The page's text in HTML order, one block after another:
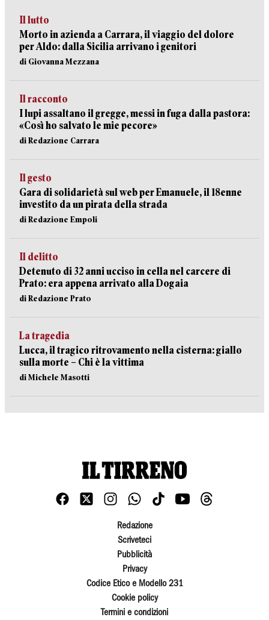
Il lutto
Morto in azienda a Carrara, il viaggio del dolore
per Aldo: dalla Sicilia arrivano i genitori
di Giovanna Mezzana
Il racconto
I lupi assaltano il gregge, messi in fuga dalla pastora:
«Così ho salvato le mie pecore»
di Redazione Carrara
Il gesto
Gara di solidarietà sul web per Emanuele, il 18enne
investito da un pirata della strada
di Redazione Empoli
Il delitto
Detenuto di 32 anni ucciso in cella nel carcere di
Prato: era appena arrivato alla Dogaia
di Redazione Prato
La tragedia
Lucca, il tragico ritrovamento nella cisterna: giallo
sulla morte – Chi è la vittima
di Michele Masotti
Redazione
Scriveteci
Pubblicità
Privacy
Codice Etico e Modello 231
Cookie policy
Termini e condizioni